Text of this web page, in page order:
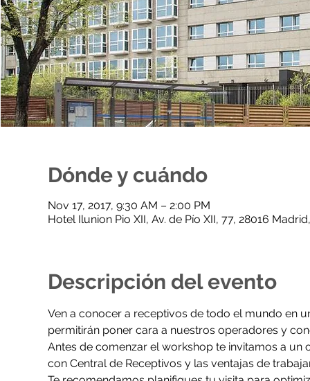
Dónde y cuándo
Nov 17, 2017, 9:30 AM – 2:00 PM
Hotel Ilunion Pio XII, Av. de Pío XII, 77, 28016
Descripción del evento
Ven a conocer a receptivos de todo el mundo en
permitirán poner cara a nuestros operadores y
Antes de comenzar el workshop te invitamos a
con Central de Receptivos y las ventajas de